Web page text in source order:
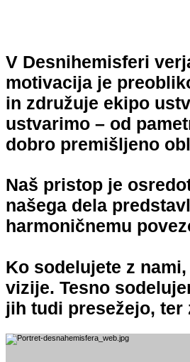
V Desnihemisferi
motivacija je
in združuje ekipo
ustvarimo – od
dobro premišljeno
Naš pristop je
našega dela
harmoničnemu
Ko sodelujete z
vizije. Tesno
jih tudi presežejo,